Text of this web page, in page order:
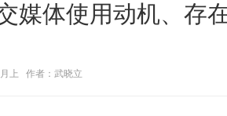
媒体使用动机、存
上
作者：武晓立